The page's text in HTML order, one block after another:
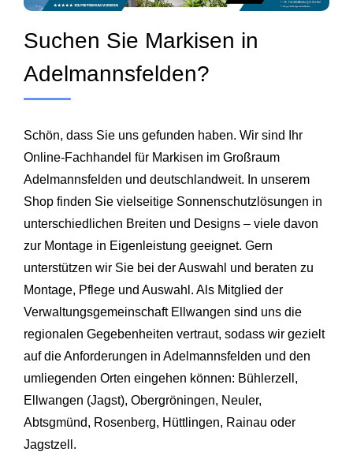
Suchen Sie Markisen in
Adelmannsfelden?
Schön, dass Sie uns gefunden haben. Wir sind Ihr
Online-Fachhandel für Markisen im Großraum
Adelmannsfelden und deutschlandweit. In unserem
Shop finden Sie vielseitige Sonnenschutzlösungen in
unterschiedlichen Breiten und Designs – viele davon
zur Montage in Eigenleistung geeignet. Gern
unterstützen wir Sie bei der Auswahl und beraten zu
Montage, Pflege und Auswahl. Als Mitglied der
Verwaltungsgemeinschaft Ellwangen sind uns die
regionalen Gegebenheiten vertraut, sodass wir gezielt
auf die Anforderungen in Adelmannsfelden und den
umliegenden Orten eingehen können: Bühlerzell ,
Ellwangen (Jagst), Obergröningen, Neuler,
Abtsgmünd, Rosenberg, Hüttlingen, Rainau oder
Jagstzell.